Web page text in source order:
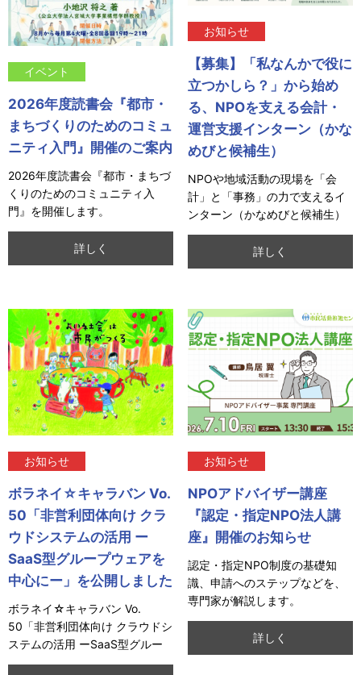
イベント
2026年度読書会『都市・
まちづくりのためのコミュ
ニティ入門』開催のご案内
2026年度読書会『都市・まちづ
くりのためのコミュニティ入
門』を開催します。
詳しく
お知らせ
【募集】「私なんかで役に
立つかしら？」から始め
る、NPOを支える会計・
運営支援インターン（かな
めびと候補生）
NPOや地域活動の現場を「会
計」と「事務」の力で支えるイ
ンターン（かなめびと候補生）
を募集します。
詳しく
お知らせ
ボラネイ☆キャラバン Vo.
50「非営利団体向け クラ
ウドシステムの活用 ー
SaaS型グループウェアを
中心にー」を公開しました
ボラネイ☆キャラバン Vo.
50「非営利団体向け クラウドシ
ステムの活用 ーSaaS型グルー
プウェアを中心にー」を公開し
お知らせ
NPOアドバイザー講座
『認定・指定NPO法人講
座』開催のお知らせ
認定・指定NPO制度の基礎知
識、申請へのステップなどを、
専門家が解説します。
詳しく